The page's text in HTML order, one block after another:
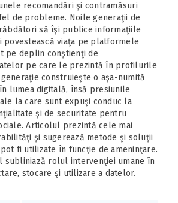
recomandări şi contramăsuri
de probleme. Noile generaţii de
să îşi publice informaţiile
povestească viaţa pe platformele
pe deplin conştienţi de
pe care le prezintă în profilurile
construieşte o aşa-numită
lumea digitală, însă presiunile
la care sunt expuşi conduc la
şi de securitate pentru
Articolul prezintă cele mai
şi sugerează metode şi soluţii
fi utilizate în funcţie de ameninţare.
subliniază rolul intervenţiei umane în
stocare şi utilizare a datelor.